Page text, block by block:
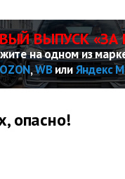
ВЫПУСК «ЗА
на одном из
OZON,WBилиЯндекс
опасно!